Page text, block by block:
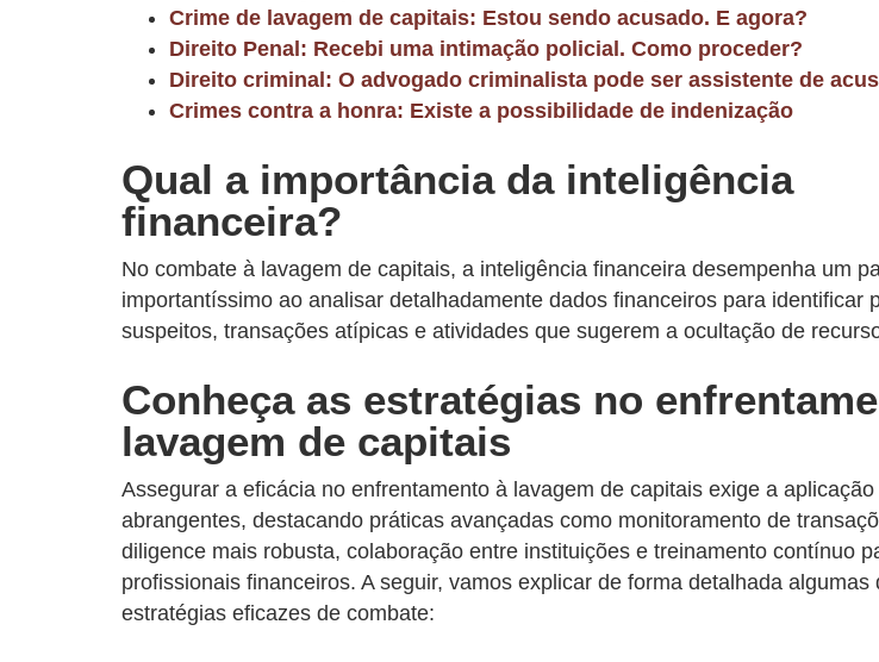
Crime de lavagem de capitais: Estou sendo acusado. E agora?
Direito Penal: Recebi uma intimação policial. Como proceder?
Direito criminal: O advogado criminalista pode ser assistente de
Crimes contra a honra: Existe a possibilidade de indenização
Qual a importância da inteligência
financeira?
No combate à lavagem de capitais, a inteligência financeira desempenha um
importantíssimo ao analisar detalhadamente dados financeiros para identificar
suspeitos, transações atípicas e atividades que sugerem a ocultação de
Conheça as estratégias no
lavagem de capitais
Assegurar a eficácia no enfrentamento à lavagem de capitais exige a
abrangentes, destacando práticas avançadas como monitoramento de
diligence mais robusta, colaboração entre instituições e treinamento contínuo
profissionais financeiros. A seguir, vamos explicar de forma detalhada algumas
estratégias eficazes de combate: